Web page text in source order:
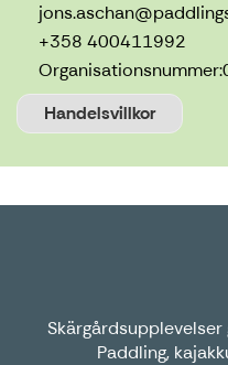
+358 400411992
Organisationsnummer:
Handelsvillkor
Paddling,